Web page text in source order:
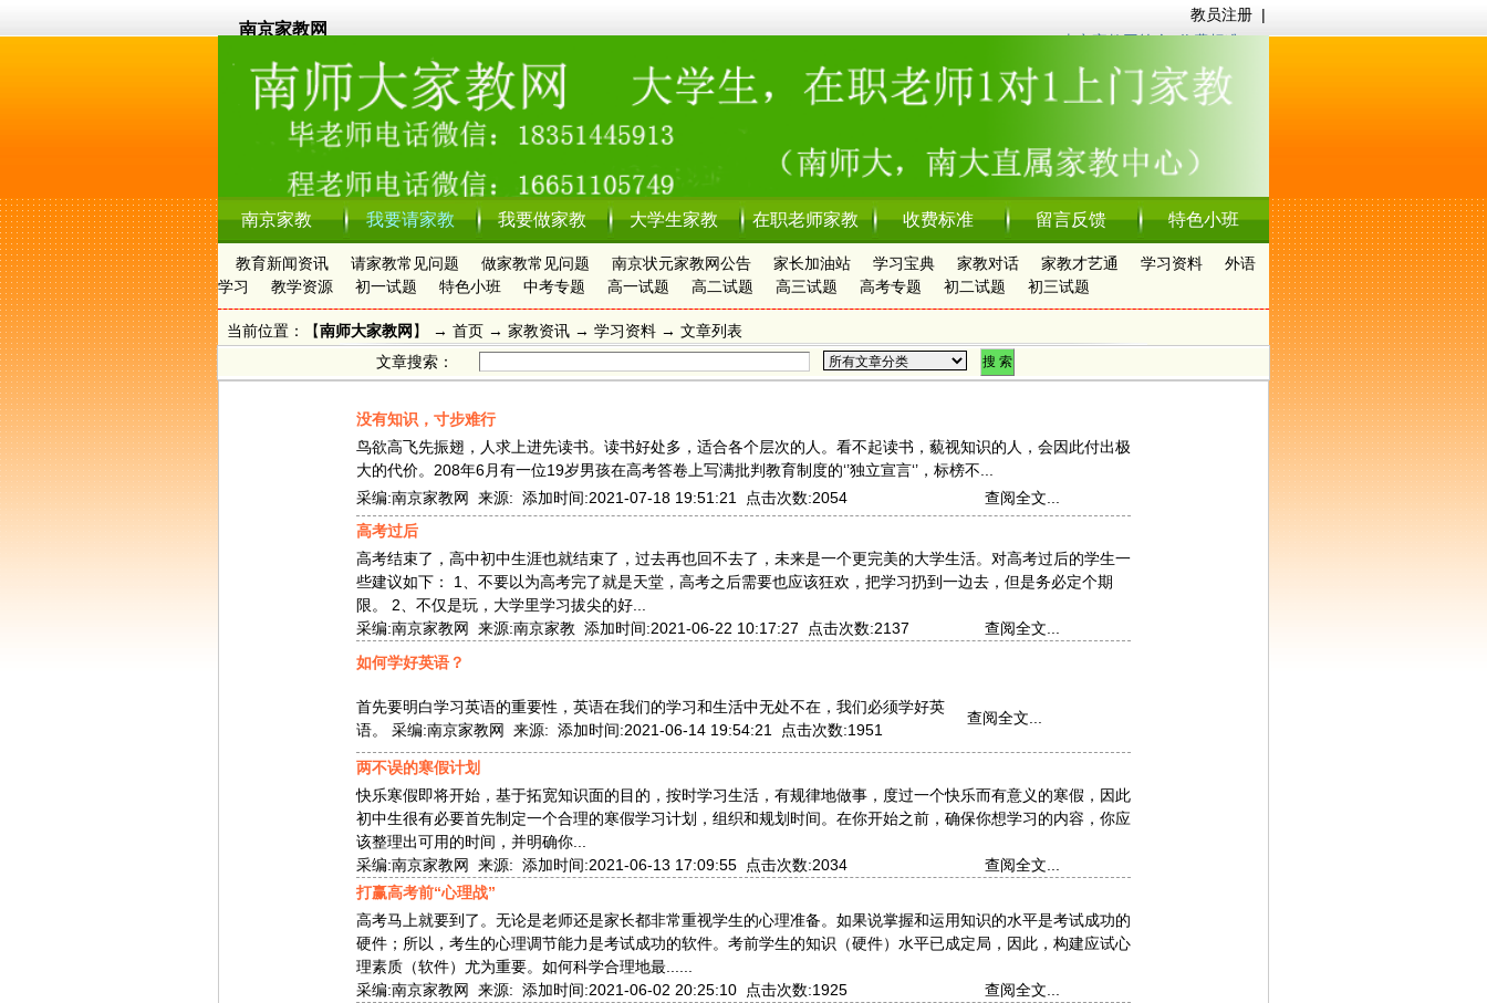
南京家教网
教员注册 |
南京家教网简介| 收费标准
南京家教 我要请家教 我要做家教 大学生家教 在职老师家教 收费标准 留言反馈 特色小班
教育新闻资讯 请家教常见问题 做家教常见问题 南京状元家教网公告 家长加油站 学习宝典 家教对话 家教才艺通 学习资料
外语
学习
教学资源 初一试题 特色小班 中考专题 高一试题 高二试题 高三试题 高考专题 初二试题 初三试题
当前位置：【南师大家教网 】 → 首页 → 家教资讯 → 学习资料 → 文章列表
文章搜索：
没有知识，寸步难行
鸟欲高飞先振翅，人求上进先读书。读书好处多，适合各个层次的人。看不起读书，藐视知识的人，会因此付出极
大的代价。208年6月有一位19岁男孩在高考答卷上写满批判教育制度的‘’独立宣言‘’，标榜不...
采编:南京家教网 来源: 添加时间:2021-07-18 19:51:21 点击次数:2054
查阅全文...
高考过后
高考结束了，高中初中生涯也就结束了，过去再也回不去了，未来是一个更完美的大学生活。对高考过后的学生一
些建议如下： 1、不要以为高考完了就是天堂，高考之后需要也应该狂欢，把学习扔到一边去，但是务必定个期
限。 2、不仅是玩，大学里学习拔尖的好...
采编:南京家教网 来源:南京家教 添加时间:2021-06-22 10:17:27 点击次数:2137
查阅全文...
如何学好英语？
首先要明白学习英语的重要性，英语在我们的学习和生活中无处不在，我们必须学好英
语。 采编:南京家教网 来源: 添加时间:2021-06-14 19:54:21 点击次数:1951
查阅全文...
两不误的寒假计划
快乐寒假即将开始，基于拓宽知识面的目的，按时学习生活，有规律地做事，度过一个快乐而有意义的寒假，因此
初中生很有必要首先制定一个合理的寒假学习计划，组织和规划时间。在你开始之前，确保你想学习的内容，你应
该整理出可用的时间，并明确你...
采编:南京家教网 来源: 添加时间:2021-06-13 17:09:55 点击次数:2034
查阅全文...
打赢高考前“心理战”
高考马上就要到了。无论是老师还是家长都非常重视学生的心理准备。如果说掌握和运用知识的水平是考试成功的
硬件；所以，考生的心理调节能力是考试成功的软件。考前学生的知识（硬件）水平已成定局，因此，构建应试心
理素质（软件）尤为重要。如何科学合理地最......
采编:南京家教网 来源: 添加时间:2021-06-02 20:25:10 点击次数:1925
查阅全文...